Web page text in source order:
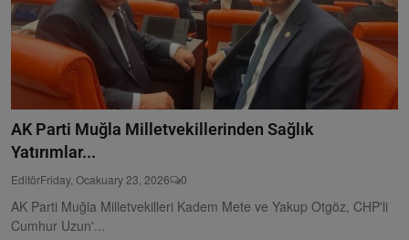
AK Parti Muğla Milletvekillerinden Sağlık
Yatırımlar...
EditörFriday, Ocakuary 23, 2026 0
AK Parti Muğla Milletvekilleri Kadem Mete ve Yakup Otgöz, CHP'li
Cumhur Uzun'...